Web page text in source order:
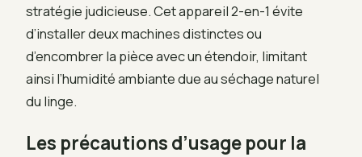
stratégie judicieuse. Cet appareil 2-en-1 évite
d’installer deux machines distinctes ou
d’encombrer la pièce avec un étendoir, limitant
ainsi l’humidité ambiante due au séchage naturel
du linge.
Les précautions d’usage pour la